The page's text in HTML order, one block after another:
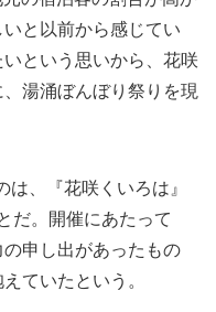
と以前から感じてい
という思いから、花咲
湯涌ぼんぼり祭りを現
、『花咲くいろは』
だ。開催にあたって
申し出があったもの
ていたという。